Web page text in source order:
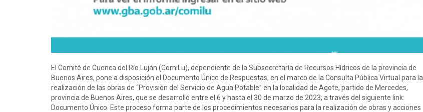
El Comité de Cuenca del Río Luján (ComiLu), dependiente de la Subsecretaría de Recursos Hídricos de la provincia de
Buenos Aires, pone a disposición el Documento Único de Respuestas, en el marco de la Consulta Pública Virtual para la
realización de las obras de “Provisión del Servicio de Agua Potable” en la localidad de Agote, partido de Mercedes,
provincia de Buenos Aires, que se desarrolló entre el 6 y hasta el 30 de marzo de 2023; a través del siguiente link:
Documento Único. Este proceso forma parte de los procedimientos necesarios para la realización de obras y acciones